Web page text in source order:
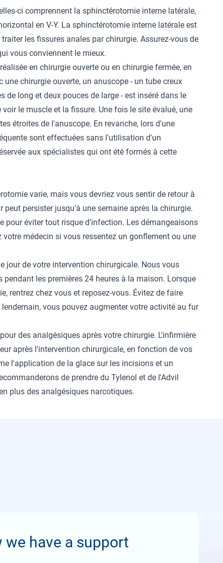
ci comprennent la sphinctérotomie interne latérale,
en V-Y. La sphinctérotomie interne latérale est
les fissures anales par chirurgie. Assurez-vous de
vous conviennent le mieux.
en chirurgie ouverte ou en chirurgie fermée, en
chirurgie ouverte, un anuscope - un tube creux
long et deux pouces de large - est inséré dans le
le muscle et la fissure. Une fois le site évalué, une
étroites de l'anuscope. En revanche, lors d'une
sont effectuées sans l'utilisation d'un
aux spécialistes qui ont été formés à cette
varie, mais vous devriez vous sentir de retour à
persister jusqu’à une semaine après la chirurgie.
pour éviter tout risque d'infection. Les démangeaisons
médecin si vous ressentez un gonflement ou une
jour de votre intervention chirurgicale. Nous vous
les premières 24 heures à la maison. Lorsque
rentrez chez vous et reposez-vous. Évitez de faire
vous pouvez augmenter votre activité au fur
des analgésiques après votre chirurgie. L'infirmière
après l'intervention chirurgicale, en fonction de vos
l'application de la glace sur les incisions et un
de prendre du Tylenol et de l'Advil
plus des analgésiques narcotiques.
we have a support